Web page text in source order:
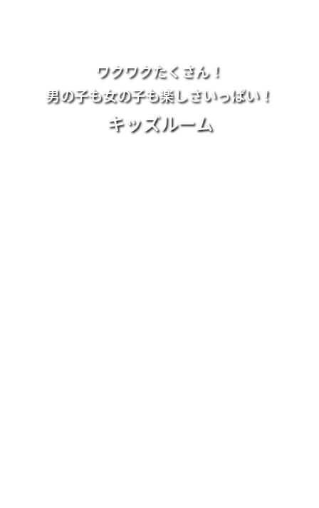
ワクワクたくさん！
男の子も女の子も楽しさいっぱい！
キッズルーム